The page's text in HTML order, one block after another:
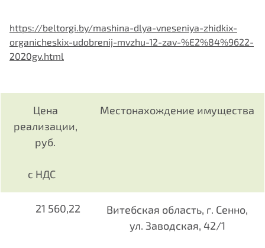
https://beltorgi.by/mashina-dlya-vneseniya-zhidkix-
organicheskix-udobrenij-mvzhu-12-zav-%E2%84%9622-
2020gv.html
Цена
реализации,
руб.
с НДС
Местонахождение имущества
21 560,22
Витебская область, г. Сенно,
ул. Заводская, 42/1